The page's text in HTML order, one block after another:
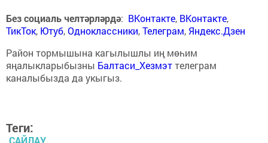
Без социаль челтәрләрдә: ВКонтакте, ВКонтакте,
ТикТок, Ютуб,Одноклассники,Телеграм, Яндекс.Дзен
Район тормышына кагылышлы иң мөһим
яңалыкларыбызны Балтаси_Хезмэттелеграм
каналыбызда да укыгыз.
Теги: